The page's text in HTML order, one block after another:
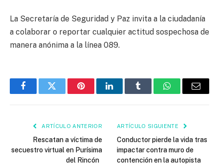
La Secretaría de Seguridad y Paz invita a la ciudadanía
a colaborar o reportar cualquier actitud sospechosa de
manera anónima a la línea 089.
FacebookTwitter PinterestLinkedInTumblr WhatsAppEmail
ARTÍCULO ANTERIOR
Rescatan a víctima de
secuestro virtual en Purísima
del Rincón
ARTÍCULO SIGUIENTE
Conductor pierde la vida tras
impactar contra muro de
contención en la autopista